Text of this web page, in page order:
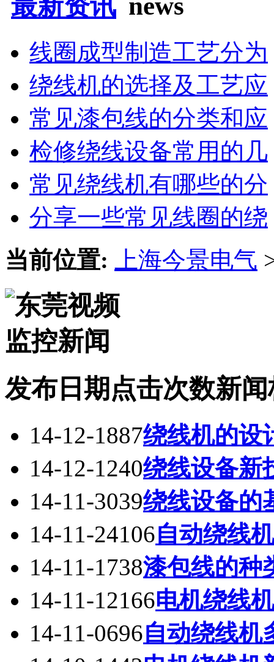
线圈成型制造工艺分为
绕线机的选择及工艺应
常见漆包线的分类和应
检修绕线设备常用的几
常见绕线机有哪些的分
分享一些常见线圈的绕
当前位置:
上海今景电气
发布日期 点击次数新
14-12-1887绕线机的设
14-12-1240绕线设备新
14-11-3039绕线设备的
14-11-24106自动绕线
14-11-1738漆包线的种
14-11-12166电机绕线
14-11-0696自动绕线机